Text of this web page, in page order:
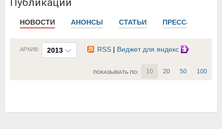
Публикации
НОВОСТИ АНОНСЫ СТАТЬИ ПРЕСС-РЕЛИЗЫ
2013
АРХИВ: RSS | Виджет для яндекс
ПОКАЗЫВАТЬ ПО: 10 20 50 100